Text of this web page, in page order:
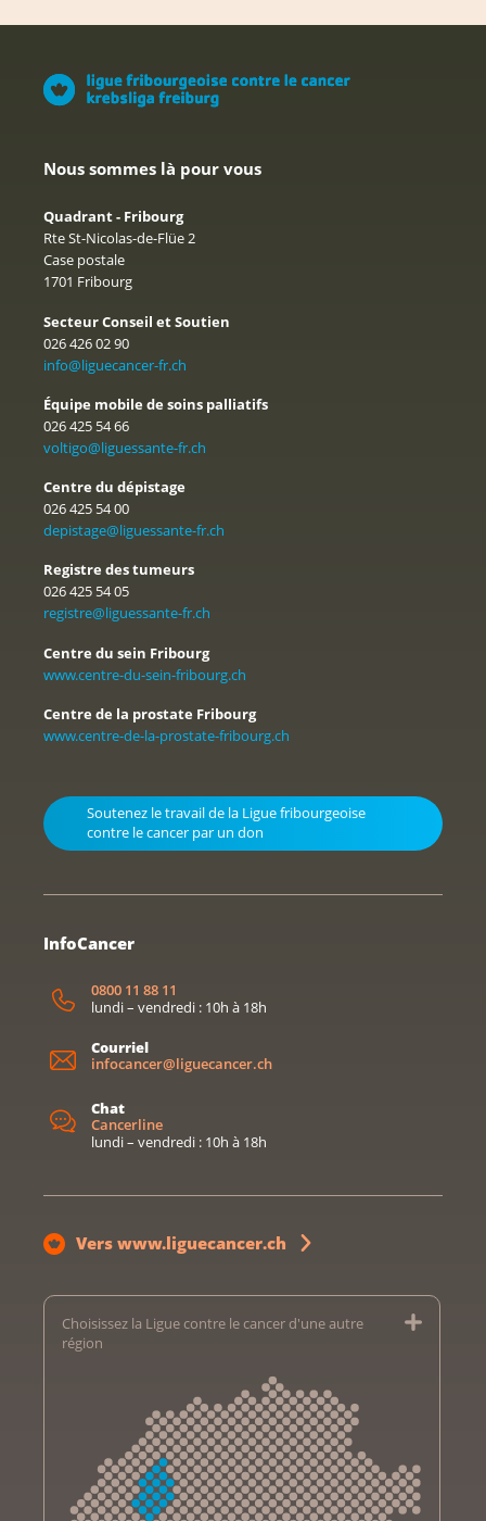
Nous sommes là pour vous
Quadrant - Fribourg
Rte St-Nicolas-de-Flüe 2
Case postale
1701 Fribourg
Secteur Conseil et Soutien
026 426 02 90
info@liguecancer-fr.ch
Équipe mobile de soins palliatifs
026 425 54 66
voltigo@liguessante-fr.ch
Centre du dépistage
026 425 54 00
depistage@liguessante-fr.ch
Registre des tumeurs
026 425 54 05
registre@liguessante-fr.ch
Centre du sein Fribourg
www.centre-du-sein-fribourg.ch
Centre de la prostate Fribourg
www.centre-de-la-prostate-fribourg.ch
Soutenez le travail de la Ligue fribourgeoise
contre le cancer par un don
InfoCancer
0800 11 88 11
lundi – vendredi : 10h à 18h
Courriel
infocancer@liguecancer.ch
Chat
Cancerline
lundi – vendredi : 10h à 18h
Vers www.liguecancer.ch
Choisissez la Ligue contre le cancer d'une autre
région